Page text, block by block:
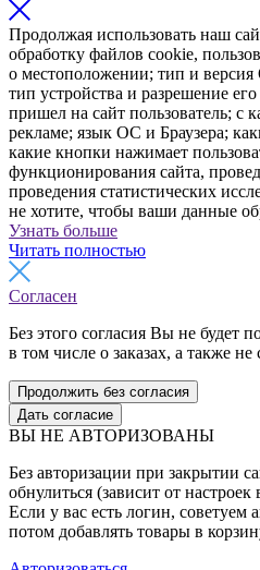
Продолжая использовать наш
обработку файлов cookie,
о местоположении; тип и версия
тип устройства и разрешение
пришел на сайт пользователь; с
рекламе; язык ОС и Браузера;
какие кнопки нажимает
функционирования сайта,
проведения статистических
не хотите, чтобы ваши данные
Узнать больше
Читать полностью
Согласен
Без этого согласия Вы не будет
в том числе о заказах, а также
Продолжить без согласия
Дать согласие
ВЫ НЕ АВТОРИЗОВАНЫ
Без авторизации при закрытии
обнулиться (зависит от
Если у вас есть логин, советуем
потом добавлять товары в